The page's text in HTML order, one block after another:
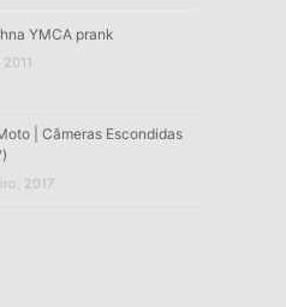
YMCA prank
| Câmeras Escondidas
2017